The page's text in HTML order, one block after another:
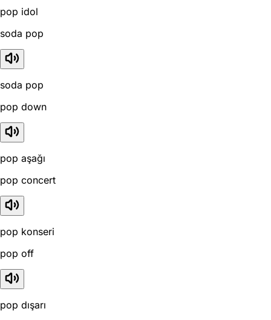
pop idol
soda pop
soda pop
pop down
pop aşağı
pop concert
pop konseri
pop off
pop dışarı